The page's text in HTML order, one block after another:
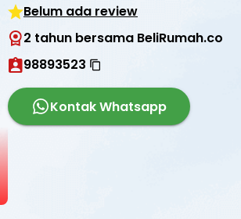
Belum ada review
2 tahun bersama BeliRumah.co
98893523
Kontak Whatsapp